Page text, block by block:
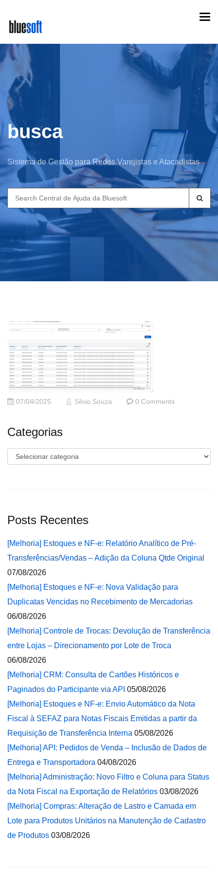
main
content
busca
Sistema de Gestão para Redes Varejistas e Atacadistas
Search
for:
07/04/2025 Silvio Souza 0 Comments
Categorias
Categorias
Posts Recentes
[Melhoria] Estoques e NF-e: Relatório Analítico de Pré-
Transferências/Vendas – Adição da Coluna Qtde Original
07/08/2026
[Melhoria] Estoques e NF-e: Nova Validação para
Duplicatas Vencidas no Recebimento de Mercadorias
06/08/2026
[Melhoria] Controle de Trocas: Devolução de Transferência
entre Lojas – Direcionamento por Lote de Troca
06/08/2026
[Melhoria] CRM: Consulta de Cartões Históricos e
Paginados do Participante via API 05/08/2026
[Melhoria] Estoques e NF-e: Envio Automático da Nota
Fiscal à SEFAZ para Notas Fiscais Emitidas a partir da
Requisição de Transferência Interna 05/08/2026
[Melhoria] API: Pedidos de Venda – Inclusão de Dados de
Entrega e Transportadora 04/08/2026
[Melhoria] Administração: Novo Filtro e Coluna para Status
da Nota Fiscal na Exportação de Relatórios 03/08/2026
[Melhoria] Compras: Alteração de Lastro e Camada em
Lote para Produtos Unitários na Manutenção de Cadastro
de Produtos 03/08/2026